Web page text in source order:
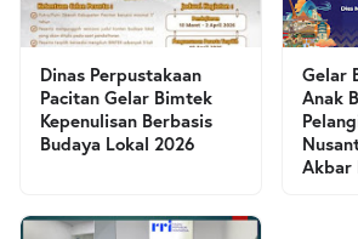
Dinas Perpustakaan
Pacitan Gelar Bimtek
Kepenulisan Berbasis
Budaya Lokal 2026
Gelar
Anak
Akbar